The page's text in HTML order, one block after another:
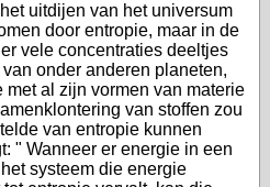
uitdijen van het universum
door entropie, maar in de
vele concentraties deeltjes
onder anderen planeten,
met al zijn vormen van materie
van stoffen zou
van entropie kunnen
" Wanneer er energie in een
systeem die energie